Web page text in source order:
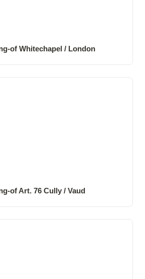
of Whitechapel / London
76 Cully / Vaud
of Art. 76 Cully / Vaud